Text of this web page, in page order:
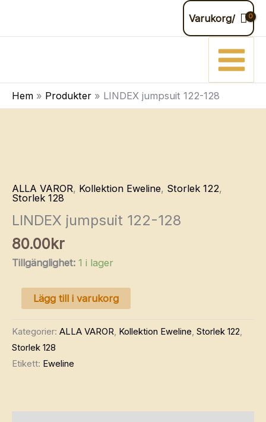
innehåll
Varukorg/
Hem Produkter LINDEX jumpsuit 122-128
ALLA VAROR, Kollektion Eweline, Storlek 122,
Storlek 128
LINDEX jumpsuit 122-128
80.00kr
Tillgänglighet: 1 i lager
LINDEX
jumpsuit
122-
128
mängd
Lägg till i varukorg
Kategorier: ALLA VAROR, Kollektion Eweline, Storlek 122,
Storlek 128
Etikett: Eweline
128